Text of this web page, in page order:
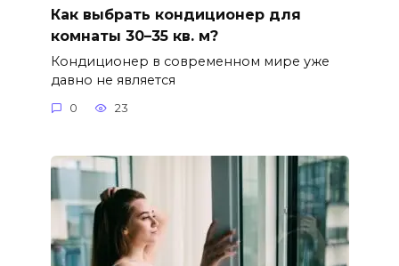
Как выбрать кондиционер для
комнаты 30–35 кв. м?
Кондиционер в современном мире уже
давно не является
0 23